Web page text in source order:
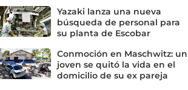
Yazaki lanza una nueva
búsqueda de personal para
su planta de Escobar
Conmoción en Maschwitz: un
joven se quitó la vida en el
domicilio de su ex pareja